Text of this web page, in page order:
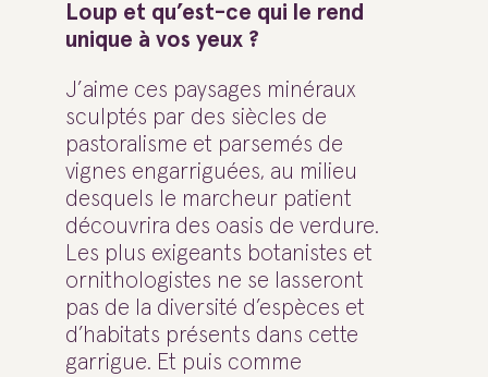
Loup et qu’est-ce qui le rend
unique à vos yeux ?
J’aime ces paysages minéraux
sculptés par des siècles de
pastoralisme et parsemés de
vignes engarriguées, au milieu
desquels le marcheur patient
découvrira des oasis de verdure.
Les plus exigeants botanistes et
ornithologistes ne se lasseront
pas de la diversité d’espèces et
d’habitats présents dans cette
garrigue. Et puis comme